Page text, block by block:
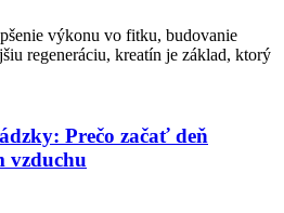
výkonu vo fitku, budovanie
regeneráciu, kreatín je základ, ktorý
Prečo začať deň
vzduchu